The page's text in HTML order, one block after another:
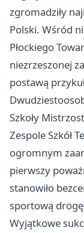
zgromadziły
Polski. Wśród
Płockiego
niezrzeszonej
postawą
Szkoły
Zespole Szkół
ogromnym
pierwszy
stanowiło
sportową
Wyjątkowe